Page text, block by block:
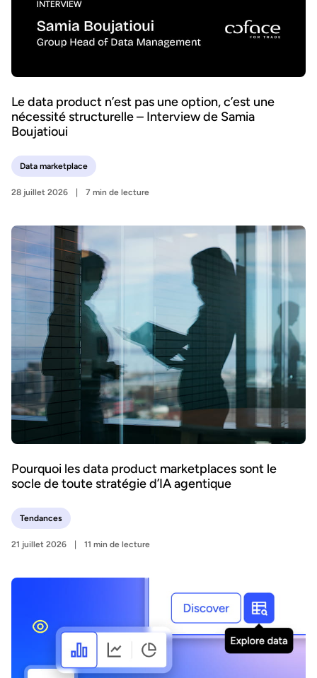
Le data product n’est pas une option, c’est une
nécessité structurelle – Interview de Samia
Boujatioui
Data marketplace
28 juillet 2026 7 min de lecture
Pourquoi les data product marketplaces sont le
socle de toute stratégie d’IA agentique
Tendances
21 juillet 2026 11 min de lecture